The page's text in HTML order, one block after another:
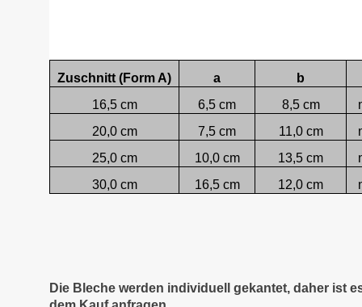
Zuschnitt (Form A) a b
16,5 cm
6,5 cm 8,5 cm
20,0 cm
7,5 cm 11,0 cm
25,0 cm
10,0 cm 13,5 cm
30,0 cm
16,5 cm 12,0 cm
Die Bleche werden individuell gekantet, daher ist